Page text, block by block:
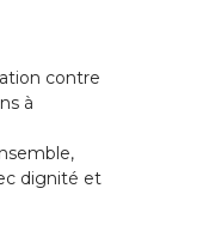
contre
à
dignité et